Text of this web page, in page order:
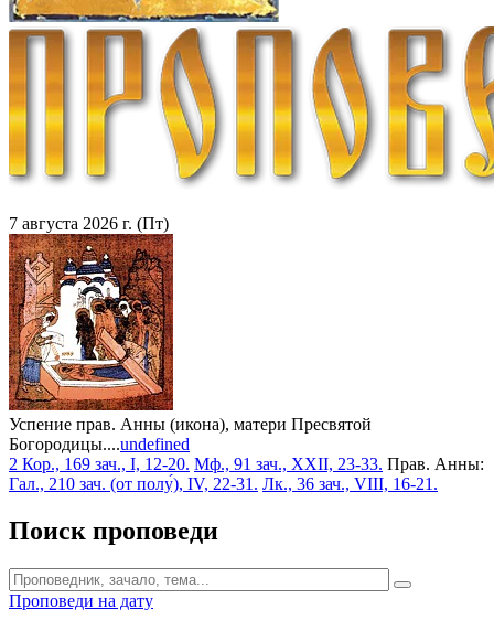
7 августа 2026 г. (Пт)
Успение прав. Анны (икона), матери Пресвятой
Богородицы....undefined
2 Кор., 169 зач., I, 12-20. Мф., 91 зач., XXII, 23-33. Прав. Анны:
Гал., 210 зач. (от полу́), IV, 22-31. Лк., 36 зач., VIII, 16-21.
Поиск проповеди
Проповеди на дату